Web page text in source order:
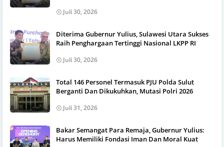
Juli 30, 2026
Diterima Gubernur Yulius, Sulawesi Utara Sukses
Raih Penghargaan Tertinggi Nasional LKPP RI
Juli 30, 2026
Total 146 Personel Termasuk PJU Polda Sulut
Berganti Dan Dikukuhkan, Mutasi Polri 2026
Juli 31, 2026
Bakar Semangat Para Remaja, Gubernur Yulius:
Harus Memiliki Fondasi Iman Dan Moral Kuat